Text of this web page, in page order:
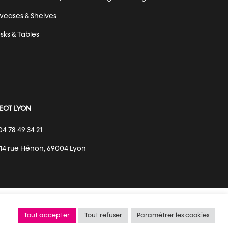
& Shelves
& Tables
LYON
78 49 34 21
rue Hénon, 69004 Lyon
information Réalisation : Definima
Tout accepter Tout refuser Paramétrer les cookies